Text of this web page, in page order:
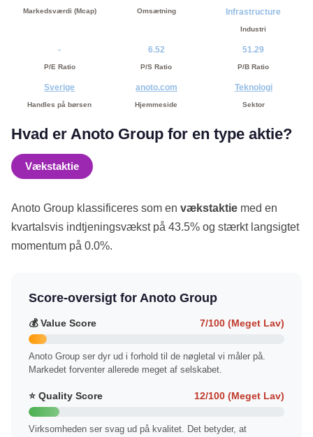
Markedsværdi (Mcap) Omsætning
Infrastructure
Industri
-
P/E Ratio
6.52
P/S Ratio
51.29
P/B Ratio
Sverige
Handles på børsen
anoto.com
Hjemmeside
Teknologi
Sektor
Hvad er Anoto Group for en type aktie?
Vækstaktie
Anoto Group klassificeres som en vækstaktie med en
kvartalsvis indtjeningsvækst på 43.5% og stærkt langsigtet
momentum på 0.0%.
Score-oversigt for Anoto Group
💰 Value Score 7/100 (Meget Lav)
Anoto Group ser dyr ud i forhold til de nøgletal vi måler på.
Markedet forventer allerede meget af selskabet.
⭐ Quality Score 12/100 (Meget Lav)
Virksomheden ser svag ud på kvalitet. Det betyder, at